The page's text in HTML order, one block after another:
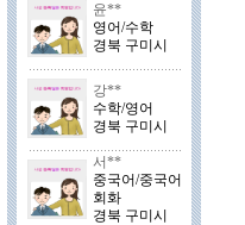
윤**
영어/수학
경북 구미시
강**
수학/영어
경북 구미시
서**
중국어/중국어
회화
경북 구미시